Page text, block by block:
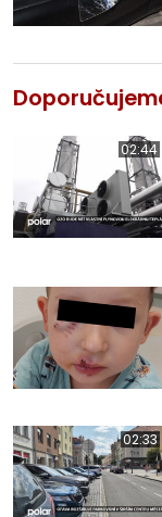
02:44
02:33